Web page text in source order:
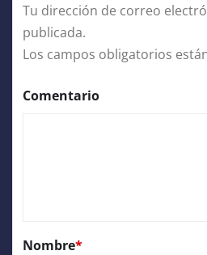
Tu dirección de correo
publicada.
Los campos obligatorios
Comentario
Nombre*